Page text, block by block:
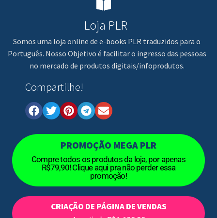
Loja PLR
Somos uma loja online de e-books PLR traduzidos para o
Português. Nosso Objetivo é facilitar o ingresso das pessoas
no mercado de produtos digitais/infoprodutos.
Compartilhe!
PROMOÇÃO MEGA PLR
Compre todos os produtos da loja, por apenas
R$79,90! Clique aqui pra não perder essa
promoção!
CRIAÇÃO DE PÁGINA DE VENDAS